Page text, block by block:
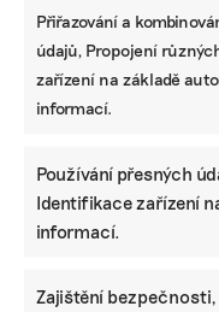
Přiřazování a
údajů, Propojení
zařízení na základě
informací.
Používání přesných
Identifikace zařízení
informací.
Zajištění
KOMERČNÍ SDĚLENÍ